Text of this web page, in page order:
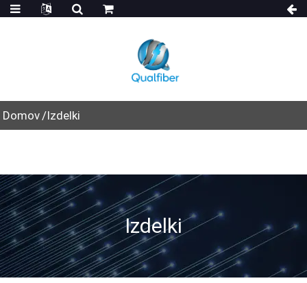
Domov Izdelki
Izdelki